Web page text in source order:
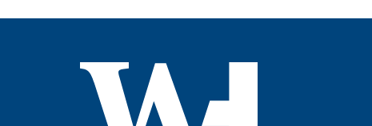
Wydział Historyczny Uniwersytetu Warszawskiego